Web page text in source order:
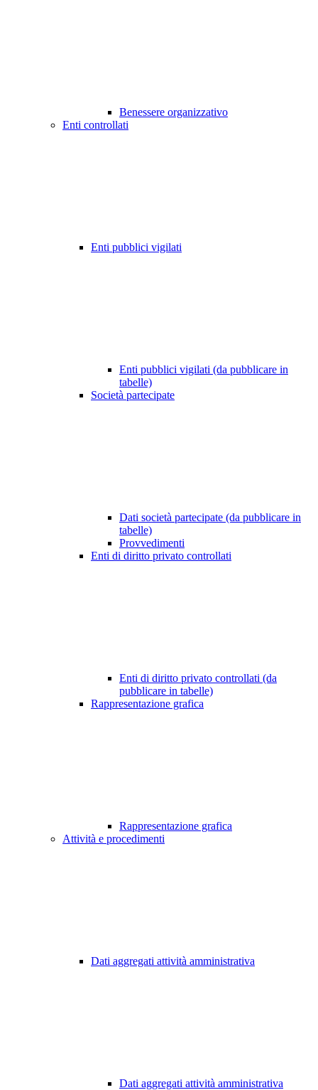
Benessere organizzativo
Enti controllati
Enti pubblici vigilati
Enti pubblici vigilati (da pubblicare in
tabelle)
Società partecipate
Dati società partecipate (da pubblicare in
tabelle)
Provvedimenti
Enti di diritto privato controllati
Enti di diritto privato controllati (da
pubblicare in tabelle)
Rappresentazione grafica
Rappresentazione grafica
Attività e procedimenti
Dati aggregati attività amministrativa
Dati aggregati attività amministrativa